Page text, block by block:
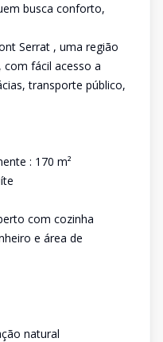
busca conforto,
Serrat , uma região
com fácil acesso a
transporte público,
: 170 m²
com cozinha
e área de
natural